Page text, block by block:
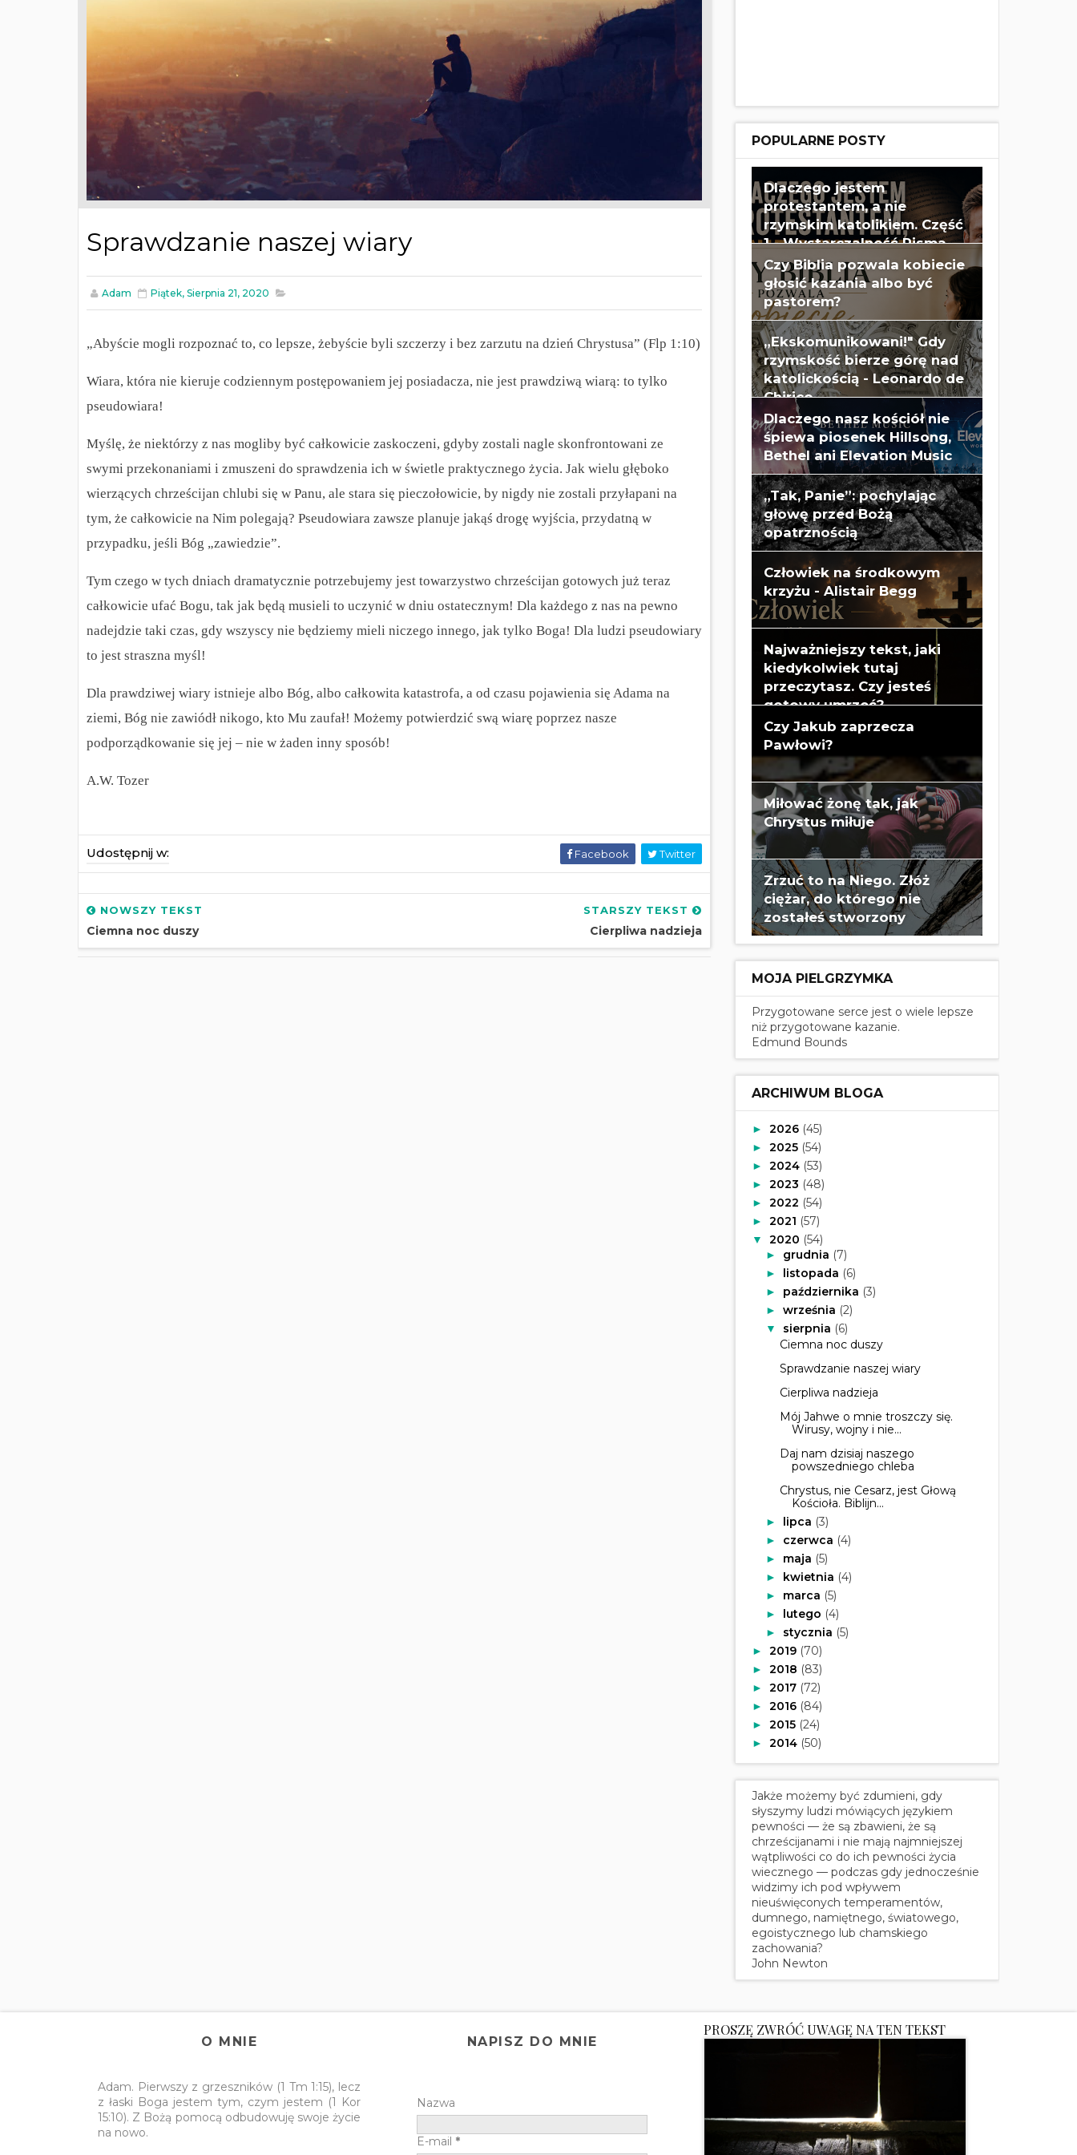
Sprawdzanie naszej wiary
Adam Piątek, Sierpnia 21, 2020
„Abyście mogli rozpoznać to, co lepsze, żebyście byli szczerzy i bez zarzutu na dzień Chrystusa” (Flp 1:10)
Wiara, która nie kieruje codziennym postępowaniem jej posiadacza, nie jest prawdziwą wiarą: to tylko
pseudowiara!
Myślę, że niektórzy z nas mogliby być całkowicie zaskoczeni, gdyby zostali nagle skonfrontowani ze
swymi przekonaniami i zmuszeni do sprawdzenia ich w świetle praktycznego życia. Jak wielu głęboko
wierzących chrześcijan chlubi się w Panu, ale stara się pieczołowicie, by nigdy nie zostali przyłapani na
tym, że całkowicie na Nim polegają? Pseudowiara zawsze planuje jakąś drogę wyjścia, przydatną w
przypadku, jeśli Bóg „zawiedzie”.
Tym czego w tych dniach dramatycznie potrzebujemy jest towarzystwo chrześcijan gotowych już teraz
całkowicie ufać Bogu, tak jak będą musieli to uczynić w dniu ostatecznym! Dla każdego z nas na pewno
nadejdzie taki czas, gdy wszyscy nie będziemy mieli niczego innego, jak tylko Boga! Dla ludzi pseudowiary
to jest straszna myśl!
Dla prawdziwej wiary istnieje albo Bóg, albo całkowita katastrofa, a od czasu pojawienia się Adama na
ziemi, Bóg nie zawiódł nikogo, kto Mu zaufał! Możemy potwierdzić swą wiarę poprzez nasze
podporządkowanie się jej – nie w żaden inny sposób!
A.W. Tozer
Udostępnij w: Facebook Twitter
NOWSZY TEKST
Ciemna noc duszy
STARSZY TEKST
Cierpliwa nadzieja
POPULARNE POSTY
Dlaczego jestem
protestantem, a nie
rzymskim katolikiem. Część
1 - Wystarczalność Pisma
Świętego - Wes Huff
Czy Biblia pozwala kobiecie
głosić kazania albo być
pastorem?
„Ekskomunikowani!" Gdy
rzymskość bierze górę nad
katolickością - Leonardo de
Chirico
Dlaczego nasz kościół nie
śpiewa piosenek Hillsong,
Bethel ani Elevation Music
„Tak, Panie”: pochylając
głowę przed Bożą
opatrznością
Człowiek na środkowym
krzyżu - Alistair Begg
Najważniejszy tekst, jaki
kiedykolwiek tutaj
przeczytasz. Czy jesteś
gotowy umrzeć?
Czy Jakub zaprzecza
Pawłowi?
Miłować żonę tak, jak
Chrystus miłuje
Zrzuć to na Niego. Złóż
ciężar, do którego nie
zostałeś stworzony
MOJA PIELGRZYMKA
Przygotowane serce jest o wiele lepsze
niż przygotowane kazanie.
Edmund Bounds
ARCHIWUM BLOGA
► 2026 (45)
► 2025 (54)
► 2024 (53)
► 2023 (48)
► 2022 (54)
► 2021 (57)
▼ 2020 (54)
► grudnia (7)
► listopada (6)
► października (3)
► września (2)
▼ sierpnia (6)
Ciemna noc duszy
Sprawdzanie naszej wiary
Cierpliwa nadzieja
Mój Jahwe o mnie troszczy się.
Wirusy, wojny i nie...
Daj nam dzisiaj naszego
powszedniego chleba
Chrystus, nie Cesarz, jest Głową
Kościoła. Biblijn...
► lipca (3)
► czerwca (4)
► maja (5)
► kwietnia (4)
► marca (5)
► lutego (4)
► stycznia (5)
► 2019 (70)
► 2018 (83)
► 2017 (72)
► 2016 (84)
► 2015 (24)
► 2014 (50)
Jakże możemy być zdumieni, gdy
słyszymy ludzi mówiących językiem
pewności — że są zbawieni, że są
chrześcijanami i nie mają najmniejszej
wątpliwości co do ich pewności życia
wiecznego — podczas gdy jednocześnie
widzimy ich pod wpływem
nieuświęconych temperamentów,
dumnego, namiętnego, światowego,
egoistycznego lub chamskiego
zachowania?
John Newton
O MNIE
Adam. Pierwszy z grzeszników (1 Tm 1:15), lecz
z łaski Boga jestem tym, czym jestem (1 Kor
15:10). Z Bożą pomocą odbudowuję swoje życie
na nowo.
NAPISZ DO MNIE
Nazwa
E-mail *
PROSZĘ ZWRÓĆ UWAGĘ NA TEN TEKST